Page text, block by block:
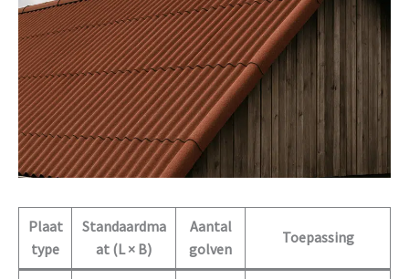
Plaat
type
Standaardma
at (L × B)
Aantal
golven
Toepassing